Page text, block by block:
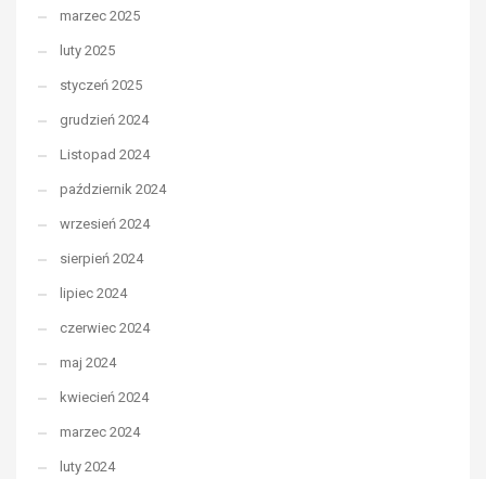
marzec 2025
luty 2025
styczeń 2025
grudzień 2024
Listopad 2024
październik 2024
wrzesień 2024
sierpień 2024
lipiec 2024
czerwiec 2024
maj 2024
kwiecień 2024
marzec 2024
luty 2024